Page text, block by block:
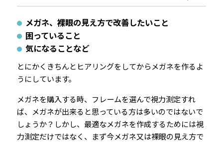
メガネ、裸眼の見え方で改善したいこと
困っていること
気になることなど
とにかくきちんとヒアリングをしてからメガネを作るよ
うにしています。
メガネを購入する時、フレームを選んで視力測定すれ
ば、メガネが出来ると思っている方は多いのではないで
しょうか？しかし、最適なメガネを作成するためには視
力測定だけではなく、まず今メガネ又は裸眼の見え方で